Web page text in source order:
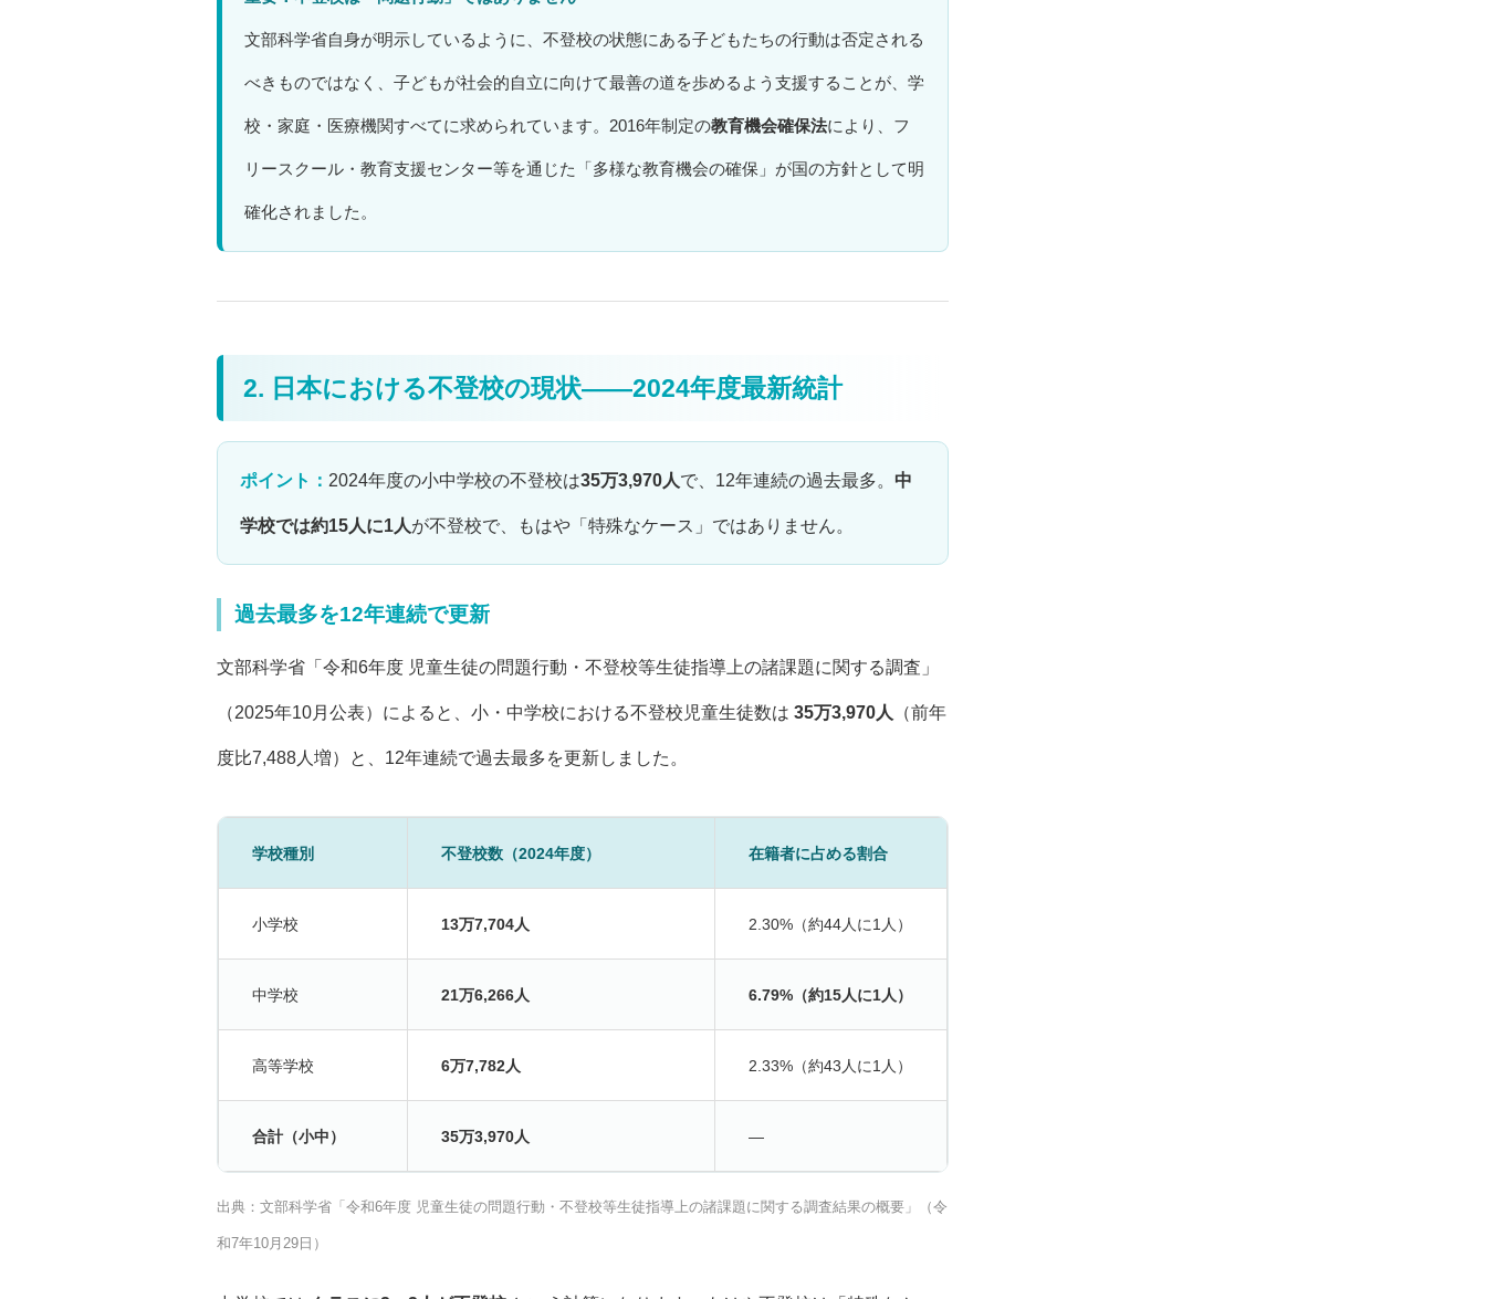
文部科学省自身が明示しているように、不登校の状態にある子どもたちの行動は否定される
べきものではなく、子どもが社会的自立に向けて最善の道を歩めるよう支援することが、学
校・家庭・医療機関すべてに求められています。2016年制定の教育機会確保法により、フ
リースクール・教育支援センター等を通じた「多様な教育機会の確保」が国の方針として明
確化されました。
2. 日本における不登校の現状——2024年度最新統計
ポイント： 2024年度の小中学校の不登校は35万3,970人で、12年連続の過去最多。 中
学校では約15人に1人が不登校で、もはや「特殊なケース」ではありません。
過去最多を12年連続で更新
文部科学省「令和6年度 児童生徒の問題行動・不登校等生徒指導上の諸課題に関する調査」
（2025年10月公表）によると、小・中学校における不登校児童生徒数は 35万3,970人 （前年
度比7,488人増）と、12年連続で過去最多を更新しました。
学校種別 不登校数（2024年度） 在籍者に占める割合
小学校 13万7,704人 2.30%（約44人に1人）
中学校 21万6,266人 6.79%（約15人に1人）
高等学校 6万7,782人 2.33%（約43人に1人）
合計（小中） 35万3,970人 —
出典：文部科学省「令和6年度 児童生徒の問題行動・不登校等生徒指導上の諸課題に関する調査結果の概要」（令
和7年10月29日）